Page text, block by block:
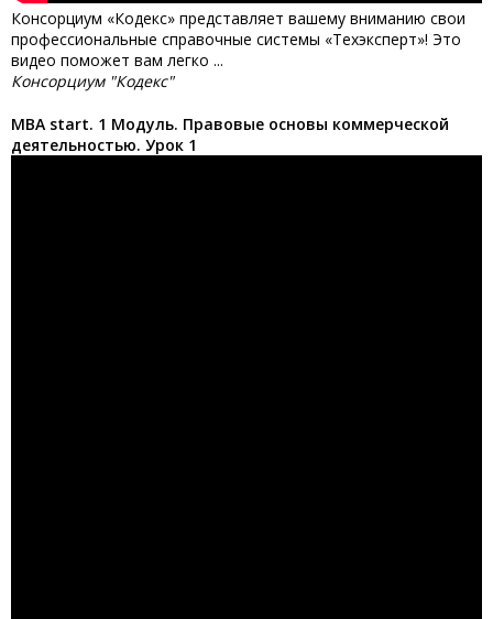
Консорциум «Кодекс» представляет вашему вниманию свои
профессиональные справочные системы «Техэксперт»! Это
видео поможет вам легко ...
Консорциум "Кодекс"
MBA start. 1 Модуль. Правовые основы коммерческой
деятельностью. Урок 1